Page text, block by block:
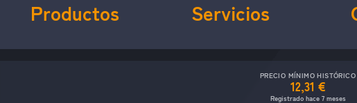
Productos Servicios
PRECIO MÍNIMO HISTÓRICO
12,31 €
Registrado hace 7 meses